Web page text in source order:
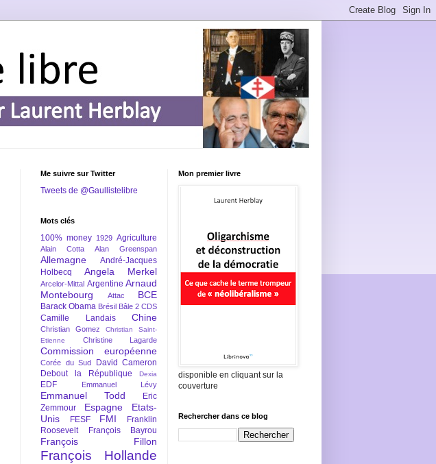
Me suivre sur Twitter
Tweets de @Gaullistelibre
Mots clés
100% money 1929 Agriculture
Alain Cotta Alan Greenspan
Allemagne
André-Jacques
Holbecq
Angela Merkel
Arcelor-Mittal Argentine Arnaud
Montebourg
Attac BCE
Barack Obama Brésil Bâle 2 CDS
Camille Landais Chine
Christian Gomez
Christian Saint-
Etienne
Christine Lagarde
Commission européenne
Corée du Sud
David Cameron
Debout la République
Dexia
EDF Emmanuel Lévy
Emmanuel Todd
Eric
Zemmour
Espagne
Etats-
Unis
FESF FMI
Franklin
Roosevelt
François Bayrou
François Fillon
François Hollande
Mon premier livre
disponible en cliquant sur la
couverture
Rechercher dans ce blog